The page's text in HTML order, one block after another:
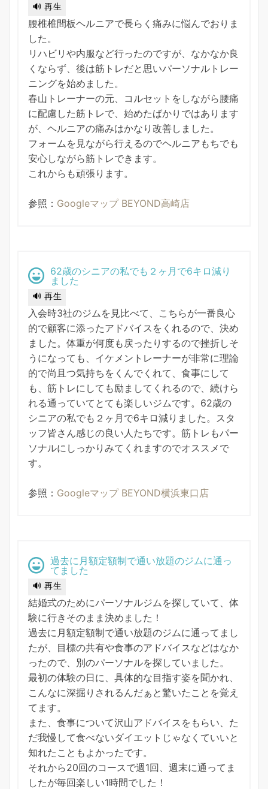
🔊 再生
腰椎椎間板ヘルニアで長らく痛みに悩んでおりま
した。
リハビリや内服など行ったのですが、なかなか良
くならず、後は筋トレだと思いパーソナルトレー
ニングを始めました。
春山トレーナーの元、コルセットをしながら腰痛
に配慮した筋トレで、始めたばかりではあります
が、ヘルニアの痛みはかなり改善しました。
フォームを見ながら行えるのでヘルニアもちでも
安心しながら筋トレできます。
これからも頑張ります。
参照： Googleマップ BEYOND高崎店
62歳のシニアの私でも２ヶ月で6キロ減り
ました
🔊 再生
入会時3社のジムを見比べて、こちらが一番良心
的で顧客に添ったアドバイスをくれるので、決め
ました。体重が何度も戻ったりするので挫折しそ
うになっても、イケメントレーナーが非常に理論
的で尚且つ気持ちをくんでくれて、食事にして
も、筋トレにしても励ましてくれるので、続けら
れる通っていてとても楽しいジムです。62歳の
シニアの私でも２ヶ月で6キロ減りました。スタ
ッフ皆さん感じの良い人たちです。筋トレもパー
ソナルにしっかりみてくれますのでオススメで
す。
参照： Googleマップ BEYOND横浜東口店
過去に月額定額制で通い放題のジムに通っ
てました
🔊 再生
結婚式のためにパーソナルジムを探していて、体
験に行きそのまま決めました！
過去に月額定額制で通い放題のジムに通ってまし
たが、目標の共有や食事のアドバイスなどはなか
ったので、別のパーソナルを探していました。
最初の体験の日に、具体的な目指す姿を聞かれ、
こんなに深掘りされるんだぁと驚いたことを覚え
てます。
また、食事について沢山アドバイスをもらい、た
だ我慢して食べないダイエットじゃなくていいと
知れたこともよかったです。
それから20回のコースで週1回、週末に通ってま
したが毎回楽しい1時間でした！